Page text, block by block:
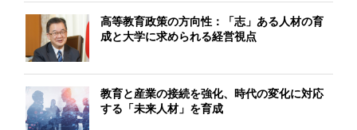
高等教育政策の方向性：「志」ある人材の育
成と大学に求められる経営視点
教育と産業の接続を強化、時代の変化に対応
する「未来人材」を育成